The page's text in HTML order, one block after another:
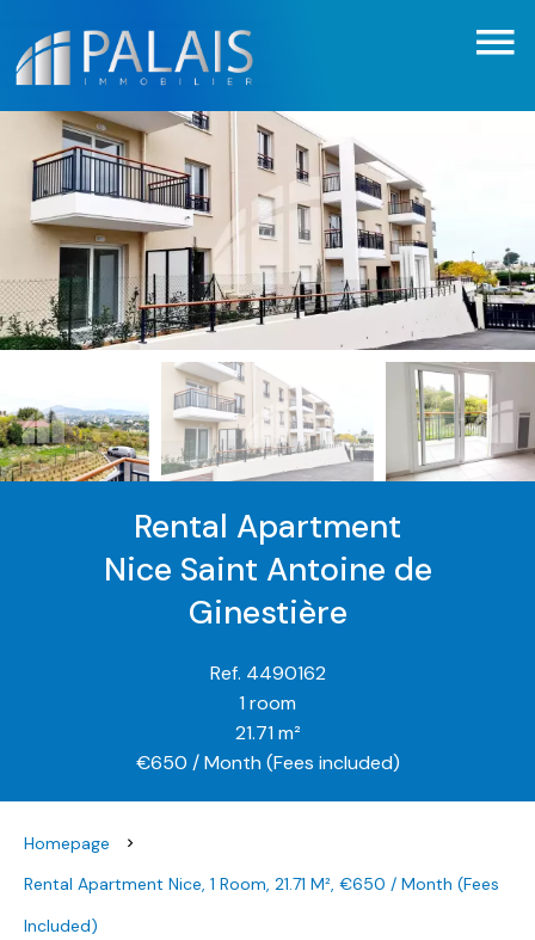
Rental Apartment
Nice Saint Antoine de
Ginestière
Ref. 4490162
1 room
21.71 m²
€650 / Month (Fees included)
Homepage
Rental Apartment Nice, 1 Room, 21.71 M², €650 / Month (Fees
Included)